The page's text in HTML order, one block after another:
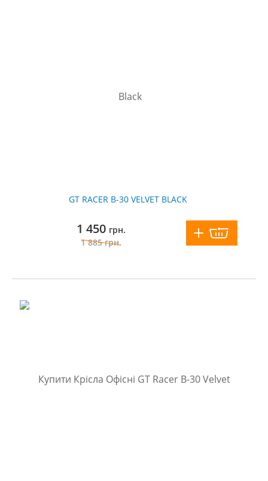
GT RACER B-30 VELVET BLACK
1 450 грн.
1 885грн.